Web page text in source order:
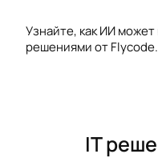
Узнайте, как ИИ
решениями от
IT